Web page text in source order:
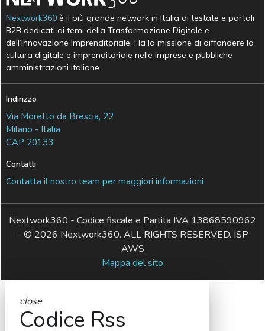
Nextwork360 è il più grande network in Italia di testate e portali
B2B dedicati ai temi della Trasformazione Digitale e
dell’Innovazione Imprenditoriale. Ha la missione di diffondere la
cultura digitale e imprenditoriale nelle imprese e pubbliche
amministrazioni italiane.
Indirizzo
Via Moretto da Brescia, 22
Milano - Italia
CAP 20133
Contatti
Contatta il nostro team per maggiori informazioni
Nextwork360 - Codice fiscale e Partita IVA 13868590962
- © 2026 Nextwork360. ALL RIGHTS RESERVED. ISP
AWS
Mappa del sito
close
Codice Rss